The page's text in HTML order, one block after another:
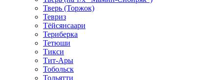
Тверь (Торжок)
Тевриз
Тёйсянсаари
Териберка
Тетюши
Тикси
Тит-Ары
Тобольск
Тольятти